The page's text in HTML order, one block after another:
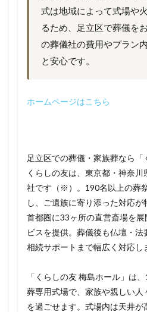
式は地域によって式場や
るため、足立区で葬儀を
の葬儀社の費用やプラン
と安心です。
ホームページはこちら
足立区での葬儀・家族葬なら「
くらしの友は、東京都・神奈
社です（※）。190名以上の葬
し、ご遺族に寄り添った対応が
首都圏に33ヶ所の直営斎場を
ビスを提供。葬儀後も仏壇・法
相続サポートまで幅広く対応し
「くらしの友 梅島ホール」は
葬専用式場で、家族や親しい人
を過ごせます。式場内は天井が